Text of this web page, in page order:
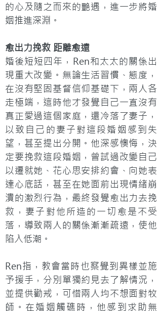
的心及隨之而來的艷遇，進一步將婚
姻推進深淵。
愈出力挽救 距離愈遠
婚後短短四年，Ren和太太的關係出
現重大改變。無論生活習慣、態度，
在沒有堅固基督信仰基礎下，兩人各
走極端，這時他才發覺自己一直沒有
真正愛過這個家庭，還冷落了妻子，
以致自己的妻子對這段婚姻感到失
望，甚至提出分開。他深感懊悔，決
定要挽救這段婚姻，曾試過改變自己
以遷就她、花心思安排約會、向她表
達心底話，甚至在她面前出現情緒崩
潰的激烈行為，最終發覺愈出力去挽
救，妻子對他所造的一切愈是不受
落，導致兩人的關係漸漸疏遠，使他
陷入低潮。
Ren指，教會當時也察覺到異樣並施
予援手，分別單獨約見去了解情況，
並提供勸戒，可惜兩人均不想面對牧
師。在婚姻觸礁時，他感到求助無